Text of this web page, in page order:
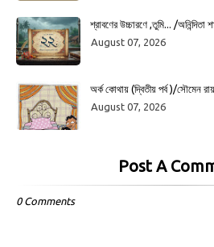
শ্রাবণের উচ্চারণে ,তুমি... /অনিন্দিতা
August 07, 2026
অর্ক কোথায় (দ্বিতীয় পর্ব )/সৌমেন রায়
August 07, 2026
Post A
0 Comments